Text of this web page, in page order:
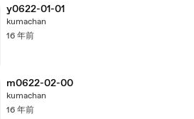
y0622-01-01
kumachan
16 年前
m0622-02-00
kumachan
16 年前